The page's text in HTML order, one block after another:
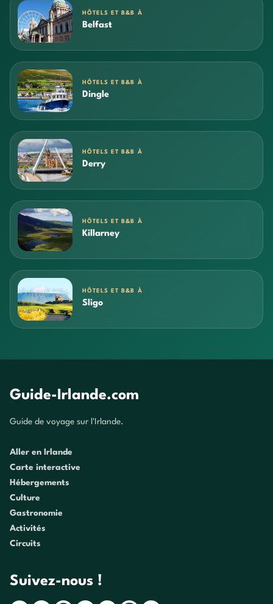
HÔTELS ET B&B À
Belfast
HÔTELS ET B&B À
Dingle
HÔTELS ET B&B À
Derry
HÔTELS ET B&B À
Killarney
HÔTELS ET B&B À
Sligo
Guide-Irlande.com
Guide de voyage sur l'Irlande.
Aller en Irlande
Carte interactive
Hébergements
Culture
Gastronomie
Activités
Circuits
Suivez-nous !